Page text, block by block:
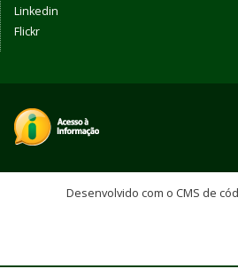
Linkedin
Flickr
Desenvolvido com o CMS de